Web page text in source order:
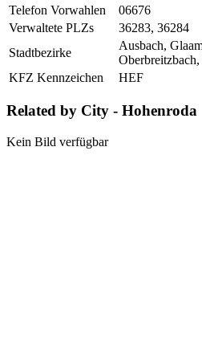
Telefon Vorwahlen
06676
Verwaltete PLZs
36283, 36284
Stadtbezirke
Ausbach,
KFZ Kennzeichen
HEF
Related by City - Hohenroda
Kein Bild verfügbar